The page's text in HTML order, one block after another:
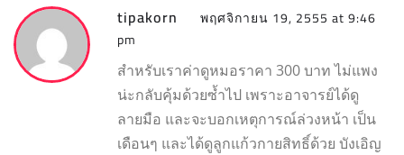
tipakorn
พฤศจิกายน 19, 2555 at 9:46
pm
สำหรับเราค่าดูหมอราคา 300 บาท ไม่แพง
น่ะกลับคุ้มด้วยซ้ำไป เพราะอาจารย์ได้ดู
ลายมือ และจะบอกเหตุการณ์ล่วงหน้า เป็น
เดือนๆ และได้ดูลูกแก้วกายสิทธิ์ด้วย บังเอิญ